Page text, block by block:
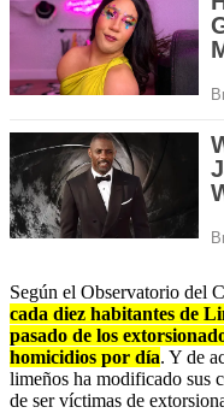
Según el Observatorio del
cada diez habitantes de
pasado de los
homicidios por día. Y de
limeños ha modificado sus
de ser víctimas de